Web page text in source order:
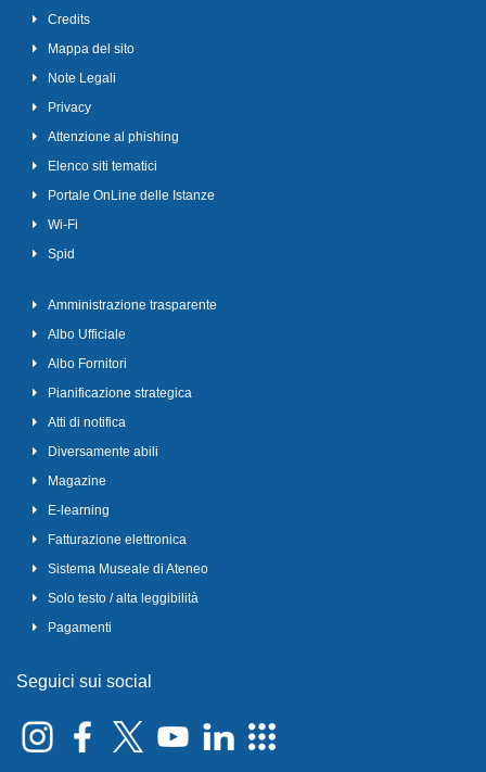
Credits
Mappa del sito
Note Legali
Privacy
Attenzione al phishing
Elenco siti tematici
Portale OnLine delle Istanze
Wi-Fi
Spid
Amministrazione trasparente
Albo Ufficiale
Albo Fornitori
Pianificazione strategica
Atti di notifica
Diversamente abili
Magazine
E-learning
Fatturazione elettronica
Sistema Museale di Ateneo
Solo testo / alta leggibilità
Pagamenti
Seguici sui social